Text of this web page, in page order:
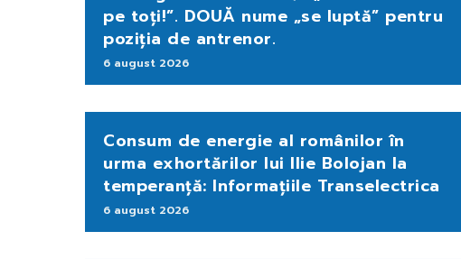
pe toți!”. DOUĂ nume „se luptă” pentru
poziția de antrenor.
6 august 2026
Consum de energie al românilor în
urma exhortărilor lui Ilie Bolojan la
temperanță: Informațiile Transelectrica
6 august 2026